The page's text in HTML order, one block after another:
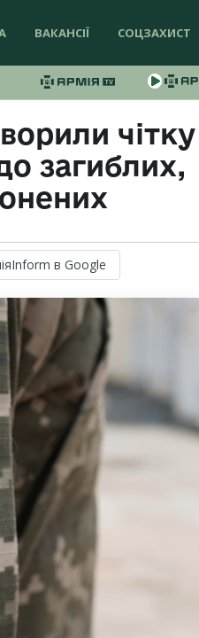
ВАКАНСІЇ СОЦЗАХИСТ
чітку
загиблих,
в Google